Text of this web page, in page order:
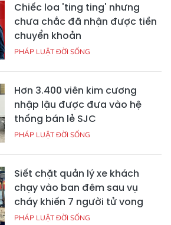
Chiếc loa 'ting ting' nhưng
chưa chắc đã nhận được tiền
chuyển khoản
PHÁP LUẬT ĐỜI SỐNG
Hơn 3.400 viên kim cương
nhập lậu được đưa vào hệ
thống bán lẻ SJC
PHÁP LUẬT ĐỜI SỐNG
Siết chặt quản lý xe khách
chạy vào ban đêm sau vụ
cháy khiến 7 người tử vong
PHÁP LUẬT ĐỜI SỐNG